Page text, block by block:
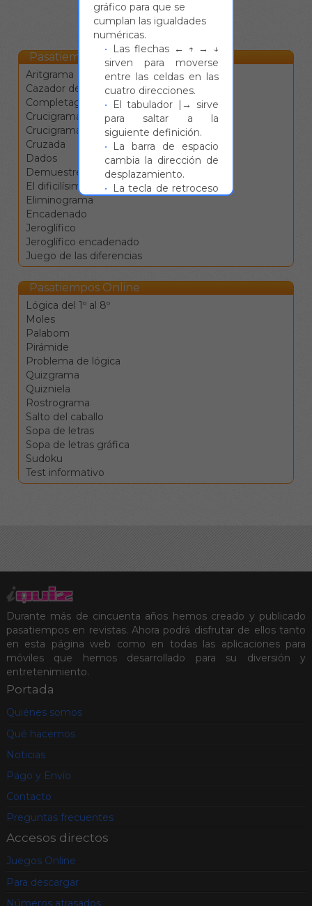
Pasatiempos Online
Aritgrama
Cazador de estrellas
Completagrama
Crucigrama
Crucigrama blanco
Cruzada
Dados
Demuestre su vocabulario
El dificilísimo
Eliminograma
Encadenado
Jeroglífico
Jeroglífico encadenado
Juego de las diferencias
Pasatiempos Online
Lógica del 1º al 8º
Moles
Palabom
Pirámide
Problema de lógica
Quizgrama
Quizniela
Rostrograma
Salto del caballo
Sopa de letras
Sopa de letras gráfica
Sudoku
Test informativo
Durante más de cincuenta años hemos creado y publicado
pasatiempos en revistas. Ahora podrá disfrutar de ellos tanto
en esta página web como en todas las aplicaciones para
móviles que hemos desarrollado para su diversión y
entretenimiento.
Portada
Quiénes somos
Qué hacemos
Noticias
Pago y Envío
Contacto
Preguntas frecuentes
Accesos directos
Juegos Online
Para descargar
Números atrasados
gráfico para que se
cumplan las igualdades
numéricas.
Las flechas ← ↑ → ↓
sirven para moverse
entre las celdas en las
cuatro direcciones.
El tabulador |→ sirve
para saltar a la
siguiente definición.
La barra de espacio
cambia la dirección de
desplazamiento.
La tecla de retroceso
La tecla de borrado
(supr) borra el valor de
Clique en una
definición para ir a la
comprobar, pista y
solución le ayudarán en el
penalizaciones en la